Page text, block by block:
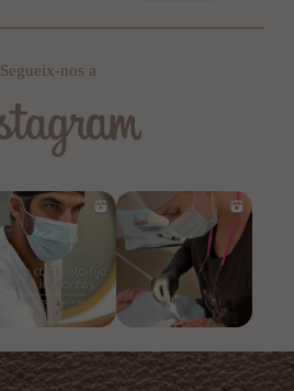
Segueix-nos a